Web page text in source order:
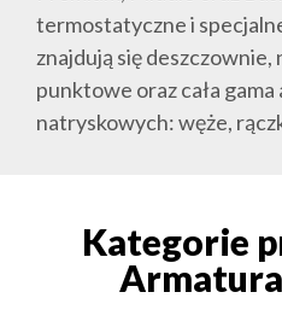
termostatyczne i
znajdują się
punktowe oraz cała
natryskowych: węże,
Kategorie